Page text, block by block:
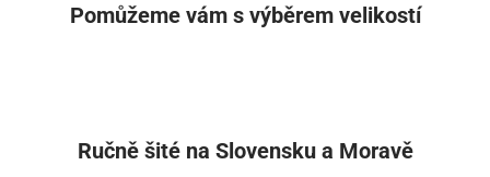
Pomůžeme vám s výběrem velikostí
Ručně šité na Slovensku a Moravě